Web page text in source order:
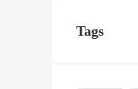
Tags